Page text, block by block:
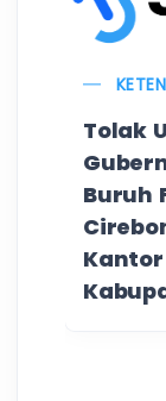
Tolak
Buruh
Kantor